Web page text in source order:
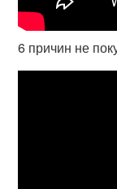
6 причин не